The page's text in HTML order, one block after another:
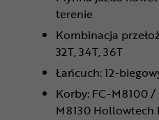
terenie
Kombinacja
32T, 34T, 36T
Łańcuch: 12-
Korby: FC-M8100
M8130 Hollowtech